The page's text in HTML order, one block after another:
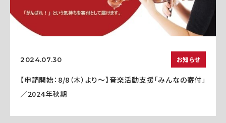
2024.07.30 お知らせ
【申請開始：8/8（木）より～】音楽活動支援「みんなの寄付」
／2024年秋期